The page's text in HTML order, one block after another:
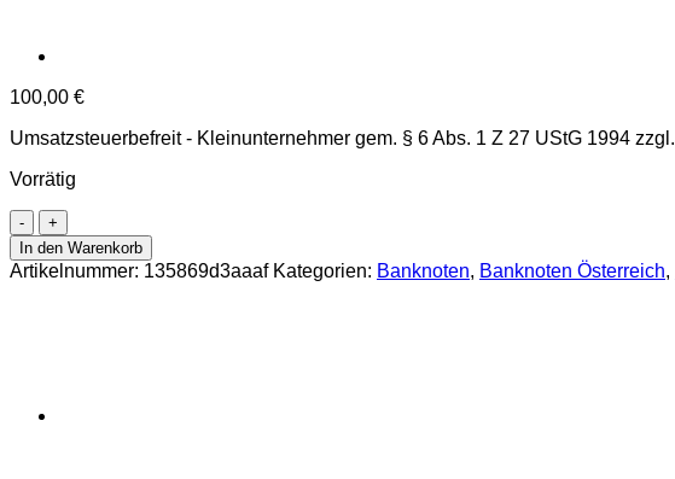
100,00 €
Umsatzsteuerbefreit - Kleinunternehmer gem. § 6 Abs. 1 Z 27 UStG 1994 zzgl.
Vorrätig
Österr.Nationalbank
-
100
Schilling
Rs.Gosausee
In den Warenkorb
Artikelnummer: 135869d3aaaf Kategorien: Banknoten, Banknoten Österreich,